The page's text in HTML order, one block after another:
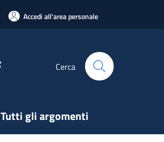
Accedi all'area personale
Cerca
Tutti gli argomenti